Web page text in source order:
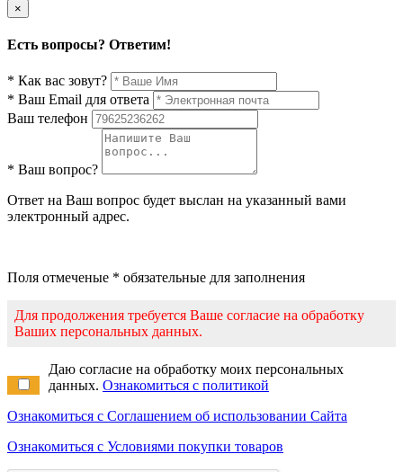
×
Есть вопросы? Ответим!
* Как вас зовут?
* Ваш Email для ответа
Ваш телефон
* Ваш вопрос?
Ответ на Ваш вопрос будет выслан на указанный вами
электронный адрес.
Поля отмеченые * обязательные для заполнения
Для продолжения требуется Ваше согласие на обработку
Ваших персональных данных.
Даю согласие на обработку моих персональных
данных. Ознакомиться с политикой
Ознакомиться с Соглашением об использовании Сайта
Ознакомиться с Условиями покупки товаров